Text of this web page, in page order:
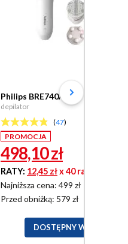
Philips BRE740/90
depilator
(47)
PROMOCJA
498,10zł
RATY: 12,45 złx 40 rat 0%
Najniższa cena: 499 zł
Przed obniżką: 579 zł
DOSTĘPNY W SKLEPACH